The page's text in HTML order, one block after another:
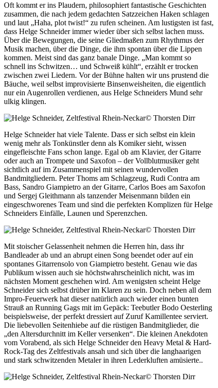
Oft kommt er ins Plaudern, philosophiert fantastische Geschichten
zusammen, die nach jedem gedachten Satzzeichen Haken schlagen
und laut „Haha, plot twist!“ zu rufen scheinen. Am lustigsten ist fast,
dass Helge Schneider immer wieder über sich selbst lachen muss.
Über die Bewegungen, die seine Gliedmaßen zum Rhythmus der
Musik machen, über die Dinge, die ihm spontan über die Lippen
kommen. Meist sind das ganz banale Dinge. „Man kommt so
schnell ins Schwitzen… und Schweiß kühlt“, erzählt er trocken
zwischen zwei Liedern. Vor der Bühne halten wir uns prustend die
Bäuche, weil selbst improvisierte Binsenweisheiten, die eigentlich
nur ein Augenrollen verdienen, aus Helge Schneiders Mund sehr
ulkig klingen.
© Thorsten Dirr
Helge Schneider hat viele Talente. Dass er sich selbst ein klein
wenig mehr als Tonkünstler denn als Komiker sieht, wissen
eingefleischte Fans schon lange. Egal ob am Klavier, der Gitarre
oder auch an Trompete und Saxofon – der Vollblutmusiker geht
sichtlich auf im Zusammenspiel mit seinen wundervollen
Bandmitgliedern. Peter Thoms am Schlagzeug, Rudi Contra am
Bass, Sandro Giampietro an der Gitarre, Carlos Boes am Saxofon
und Sergej Gleithmann als tanzender Meisenmann bilden ein
eingeschworenes Team und sind die perfekten Komplizen für Helge
Schneiders Einfälle, Launen und Sperenzchen.
© Thorsten Dirr
Mit stoischer Gelassenheit nehmen die Herren hin, dass ihr
Bandleader ab und an abrupt einen Song beendet oder auf ein
spontanes Gitarrensolo von Giampietro besteht. Genau wie das
Publikum wissen auch sie höchstwahrscheinlich nicht, was im
nächsten Moment geschehen wird. Am wenigsten scheint Helge
Schneider sich selbst drüber im Klaren zu sein. Doch neben all dem
Impro-Feuerwerk hat dieser natürlich auch wieder einen bunten
Strauß an Running Gags mit im Gepäck: Teebutler Bodo Oesterling
beispielsweise, der perfekt dressiert auf Zuruf Kamillentee serviert.
Die liebevollen Seitenhiebe auf die rüstigen Bandmitglieder, die
„den Altersdurchnitt im Keller versenken“. Die kleinen Anekdoten
vom Vorabend, als sich Helge Schneider den Heavy Metal & Hard-
Rock-Tag des Zeltfestivals ansah und sich über die langhaarigen
und stark schwitzenden Metaler in ihren Lederkluften amüsierte..
© Thorsten Dirr